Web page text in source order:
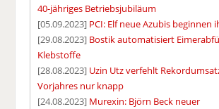
40-jähriges Betriebsjubiläum
[05.09.2023] PCI: Elf neue Azubis beginnen
[29.08.2023] Bostik automatisiert
Klebstoffe
[28.08.2023] Uzin Utz verfehlt
Vorjahres nur knapp
[24.08.2023] Murexin: Björn Beck neuer